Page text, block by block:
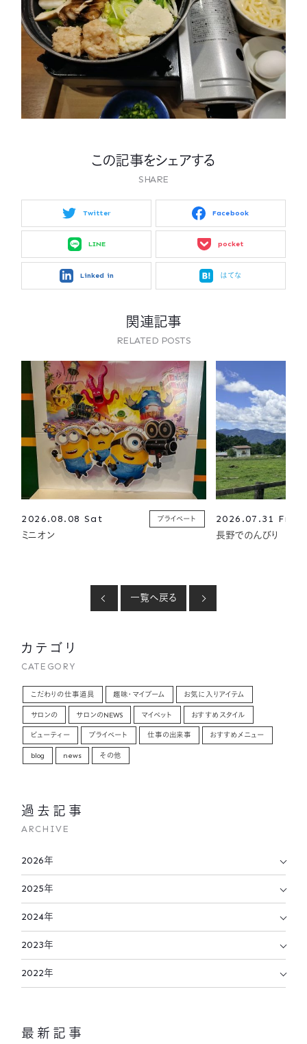
この記事をシェアする
SHARE
Twitter Facebook
LINE pocket
Linked in はてな
関連記事
RELATED POSTS
2026.08.08 Sat プライベート
ミニオン
2026.07.31 Fri
長野でのんびり
一覧へ戻る
カテゴリ
CATEGORY
こだわりの仕事道具 趣味・マイブーム お気に入りアイテム
サロンの サロンのNEWS マイペット おすすめスタイル
ビューティー プライベート 仕事の出来事 おすすめメニュー
blog news その他
過去記事
ARCHIVE
2026年
2025年
2024年
2023年
2022年
最新記事